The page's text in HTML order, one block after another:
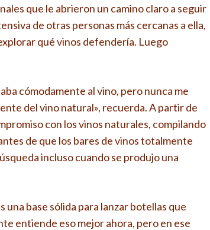
que le abrieron un camino claro a seguir
de otras personas más cercanas a ella,
qué vinos defendería. Luego
cómodamente al vino, pero nunca me
del vino natural», recuerda. A partir de
con los vinos naturales, compilando
de que los bares de vinos totalmente
incluso cuando se produjo una
base sólida para lanzar botellas que
entiende eso mejor ahora, pero en ese